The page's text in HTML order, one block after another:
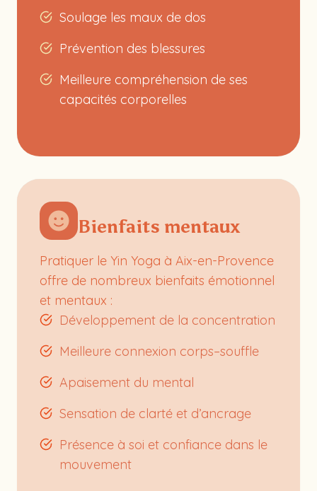
Soulage les maux de dos
Prévention des blessures
Meilleure compréhension de ses
capacités corporelles
Bienfaits mentaux
Pratiquer le Yin Yoga à Aix-en-Provence
offre de nombreux bienfaits émotionnel
et mentaux :
Développement de la concentration
Meilleure connexion corps–souffle
Apaisement du mental
Sensation de clarté et d’ancrage
Présence à soi et confiance dans le
mouvement